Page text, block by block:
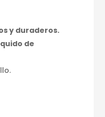
y duraderos.
de